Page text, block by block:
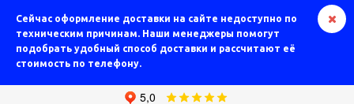
Сейчас оформление доставки на сайте недоступно по
техническим причинам. Наши менеджеры помогут
подобрать удобный способ доставки и рассчитают её
стоимость по телефону.